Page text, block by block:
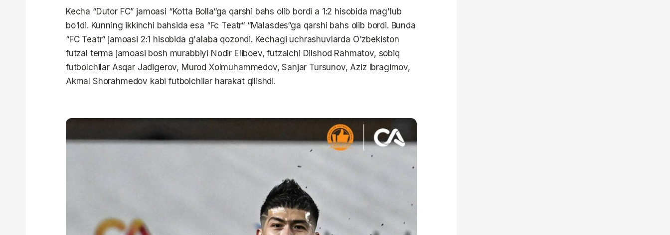
Kecha “Dutor FC” jamoasi “Kotta Bolla“ga qarshi bahs olib bordi a 1:2 hisobida mag'lub
bo'ldi. Kunning ikkinchi bahsida esa “Fc Teatr“ “Malasdes“ga qarshi bahs olib bordi. Bunda
“FC Teatr“ jamoasi 2:1 hisobida g'alaba qozondi. Kechagi uchrashuvlarda O'zbekiston
futzal terma jamoasi bosh murabbiyi Nodir Eliboev, futzalchi Dilshod Rahmatov, sobiq
futbolchilar Asqar Jadigerov, Murod Xolmuhammedov, Sanjar Tursunov, Aziz Ibragimov,
Akmal Shorahmedov kabi futbolchilar harakat qilishdi.